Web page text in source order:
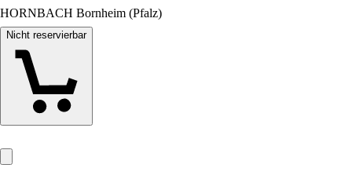
HORNBACH Bornheim (Pfalz)
Nicht reservierbar